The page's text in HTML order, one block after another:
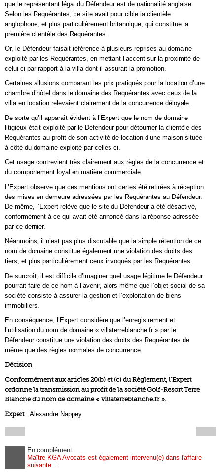
que le représentant légal du Défendeur est de nationalité anglaise.
Selon les Requérantes, ce site avait pour cible la clientèle
anglophone, et plus particulièrement britannique, qui constitue la
première clientèle des Requérantes.
Or, le Défendeur faisait référence à plusieurs reprises au domaine
exploité par les Requérantes, en mettant l’accent sur la proximité de
celui-ci par rapport à la villa dont il assurait la promotion.
Certaines allusions comparant les prix pratiqués pour la location d’une
chambre d’hôtel dans le domaine des Requérantes avec ceux de la
villa en location relevaient clairement de la concurrence déloyale.
De sorte qu’il apparaît évident à l’Expert que le nom de domaine
litigieux était exploité par le Défendeur pour détourner la clientèle des
Requérantes au profit de son activité de location d’une maison située
à côté du domaine exploité par celles-ci.
Cet usage contrevient très clairement aux règles de la concurrence et
du comportement loyal en matière commerciale.
L’Expert observe que ces mentions ont certes été retirées à réception
des mises en demeure adressées par les Requérantes au Défendeur.
De même, l’Expert relève que le site du Défendeur a été désactivé,
conformément à ce qui avait été annoncé dans la réponse adressée
par ce dernier.
Néanmoins, il n’est pas plus discutable que la simple rétention de ce
nom de domaine constitue également une violation des droits des
tiers, et plus particulièrement ceux invoqués par les Requérantes.
De surcroît, il est difficile d’imaginer quel usage légitime le Défendeur
pourrait faire de ce nom à l’avenir, alors même que l’objet social de sa
société consiste à assurer la gestion et l’exploitation de biens
immobiliers.
En conséquence, l’Expert considère que l’enregistrement et
l’utilisation du nom de domaine « villaterreblanche.fr » par le
Défendeur constitue une violation des droits des Requérantes de
même que des règles normales de concurrence.
Décision
Conformément aux articles 20(b) et (c) du Règlement, l’Expert
ordonne la transmission au profit de la société Golf-Resort Terre
Blanche du nom de domaine « villaterreblanche.fr ».
Expert: Alexandre Nappey
En complément
Maître KGA Avocats est également intervenu(e) dans l'affaire
suivante :